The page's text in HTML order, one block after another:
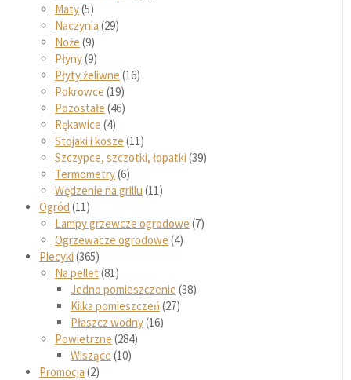
Maty 5
Naczynia 29
Noże 9
Płyny 9
Płyty żeliwne 16
Pokrowce 19
Pozostałe 46
Rękawice 4
Stojaki i kosze 11
Szczypce, szczotki, łopatki 39
Termometry 6
Wędzenie na grillu 11
Ogród 11
Lampy grzewcze ogrodowe 7
Ogrzewacze ogrodowe 4
Piecyki 365
Na pellet 81
Jedno pomieszczenie 38
Kilka pomieszczeń 27
Płaszcz wodny 16
Powietrzne 284
Wiszące 10
Promocja 2